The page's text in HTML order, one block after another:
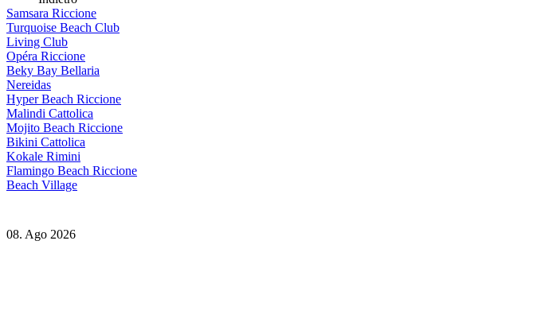
Samsara Riccione
Turquoise Beach Club
Living Club
Opéra Riccione
Beky Bay Bellaria
Nereidas
Hyper Beach Riccione
Malindi Cattolica
Mojito Beach Riccione
Bikini Cattolica
Kokale Rimini
Flamingo Beach Riccione
Beach Village
08. Ago 2026